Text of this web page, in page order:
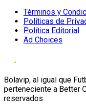
Términos y
Políticas de
Política Editorial
Ad Choices
Bolavip, al igual que
perteneciente a Better
reservados